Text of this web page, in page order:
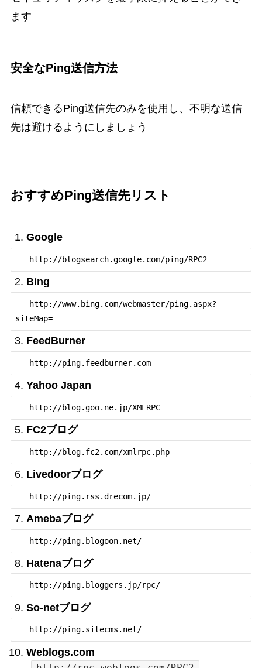
ます
安全なPing送信方法
信頼できるPing送信先のみを使用し、不明な送信
先は避けるようにしましょう
おすすめPing送信先リスト
Google
   http://blogsearch.google.com/ping/RPC2
Bing
siteMap=
FeedBurner
   http://ping.feedburner.com
Yahoo Japan
   http://blog.goo.ne.jp/XMLRPC
FC2ブログ
   http://blog.fc2.com/xmlrpc.php
Livedoorブログ
   http://ping.rss.drecom.jp/
Amebaブログ
   http://ping.blogoon.net/
Hatenaブログ
   http://ping.bloggers.jp/rpc/
So-netブログ
   http://ping.sitecms.net/
Weblogs.com